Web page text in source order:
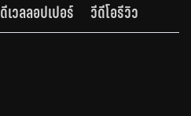
ดีเวลลอปเปอร์ วีดีโอรีวิว